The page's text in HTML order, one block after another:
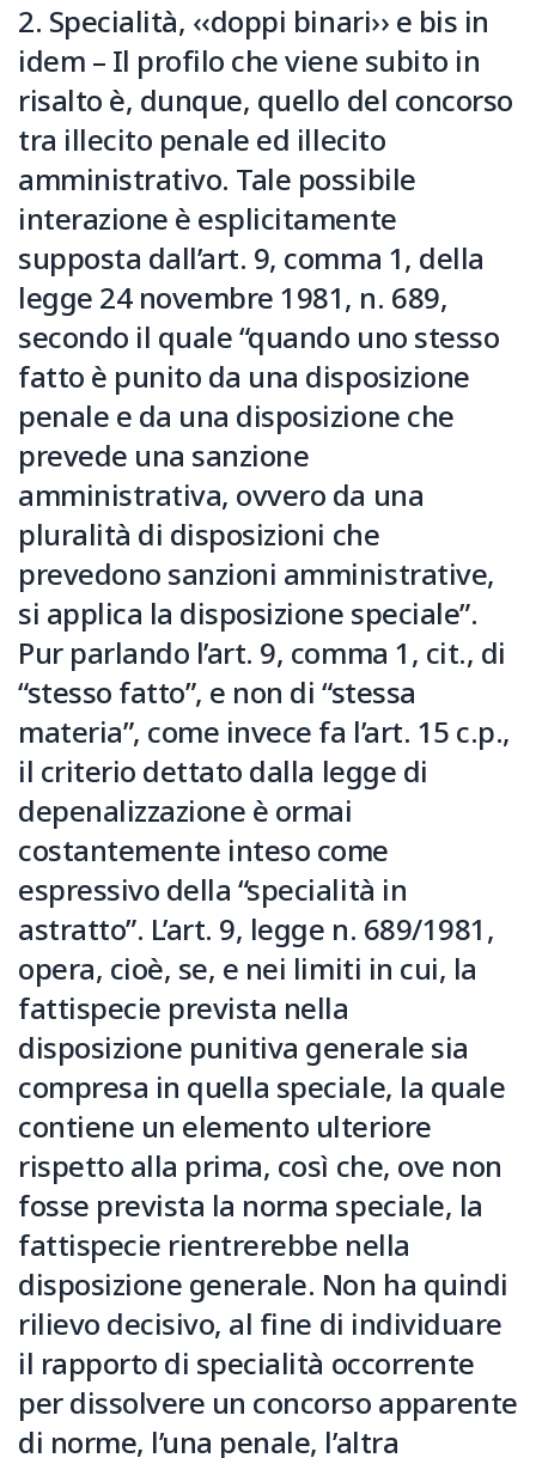
2. Specialità, ‹‹doppi binari›› e bis in
idem – Il profilo che viene subito in
risalto è, dunque, quello del concorso
tra illecito penale ed illecito
amministrativo. Tale possibile
interazione è esplicitamente
supposta dall’art. 9, comma 1, della
legge 24 novembre 1981, n. 689,
secondo il quale “quando uno stesso
fatto è punito da una disposizione
penale e da una disposizione che
prevede una sanzione
amministrativa, ovvero da una
pluralità di disposizioni che
prevedono sanzioni amministrative,
si applica la disposizione speciale”.
Pur parlando l’art. 9, comma 1, cit., di
“stesso fatto”, e non di “stessa
materia”, come invece fa l’art. 15 c.p.,
il criterio dettato dalla legge di
depenalizzazione è ormai
costantemente inteso come
espressivo della “specialità in
astratto”. L’art. 9, legge n. 689/1981,
opera, cioè, se, e nei limiti in cui, la
fattispecie prevista nella
disposizione punitiva generale sia
compresa in quella speciale, la quale
contiene un elemento ulteriore
rispetto alla prima, così che, ove non
fosse prevista la norma speciale, la
fattispecie rientrerebbe nella
disposizione generale. Non ha quindi
rilievo decisivo, al fine di individuare
il rapporto di specialità occorrente
per dissolvere un concorso apparente
di norme, l’una penale, l’altra